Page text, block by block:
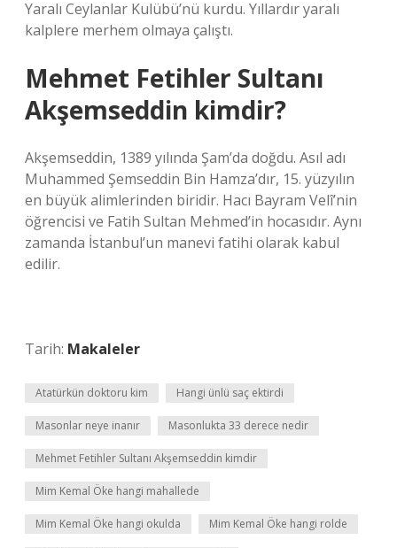
Yaralı Ceylanlar Kulübü’nü kurdu. Yıllardır yaralı
kalplere merhem olmaya çalıştı.
Mehmet Fetihler Sultanı
Akşemseddin kimdir?
Akşemseddin, 1389 yılında Şam’da doğdu. Asıl adı
Muhammed Şemseddin Bin Hamza’dır, 15. yüzyılın
en büyük alimlerinden biridir. Hacı Bayram Velî’nin
öğrencisi ve Fatih Sultan Mehmed’in hocasıdır. Aynı
zamanda İstanbul’un manevi fatihi olarak kabul
edilir.
Tarih: Makaleler
Atatürkün doktoru kim Hangi ünlü saç ektirdi
Masonlar neye inanır Masonlukta 33 derece nedir
Mehmet Fetihler Sultanı Akşemseddin kimdir
Mim Kemal Öke hangi mahallede
Mim Kemal Öke hangi okulda Mim Kemal Öke hangi rolde